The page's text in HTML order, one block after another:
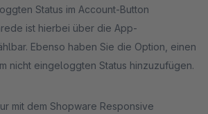
Status im Account-Button
ist hierbei über die App-
Ebenso haben Sie die Option, einen
nicht eingeloggten Status hinzuzufügen.
mit dem Shopware Responsive